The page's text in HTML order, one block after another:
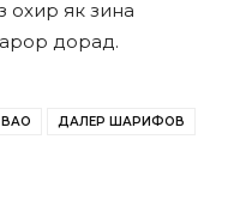
охир як зина
дорад.
ВАО ДАЛЕР ШАРИФОВ